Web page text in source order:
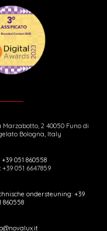
Marzabotto, 2 40050 Funo di
Bologna, Italy
+39 051 860558
+39 051 6647859
ondersteuning: +39
860558